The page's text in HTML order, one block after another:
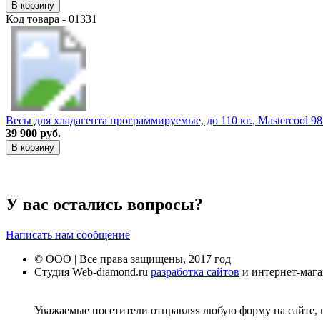
В корзину
Код товара - 01331
Весы для хладагента программируемые, до 110 кг., Mastercool
39 900 руб.
В корзину
У вас остались вопросы?
Написать нам сообщение
© ООО | Все права защищены, 2017 год
Студия Web-diamond.ru разработка сайтов и интернет-
Уважаемые посетители отправляя любую форму на сайте,